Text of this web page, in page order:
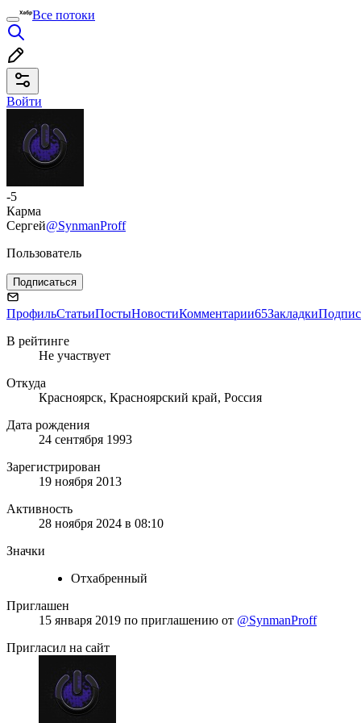
Все потоки
Войти
-5
Карма
Сергей@SynmanProff
Пользователь
Подписаться
ПрофильСтатьиПостыНовостиКомментарии65Закладки
В рейтинге
Не участвует
Откуда
Красноярск, Красноярский край, Россия
Дата рождения
24 сентября 1993
Зарегистрирован
19 ноября 2013
Активность
28 ноября 2024 в 08:10
Значки
Отхабренный
Приглашен
15 января 2019 по приглашению от @SynmanProff
Пригласил на сайт